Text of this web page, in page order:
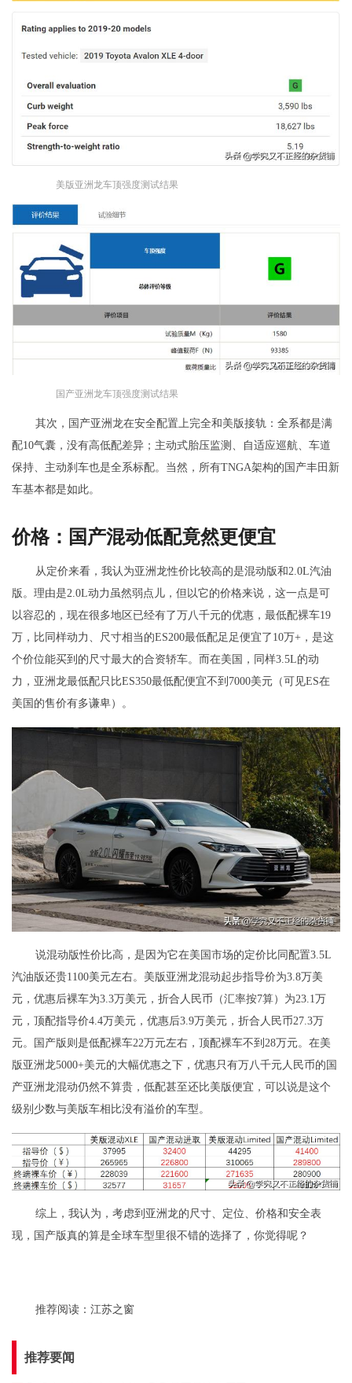
美版亚洲龙车顶强度测试结果
国产亚洲龙车顶强度测试结果
其次，国产亚洲龙在安全配置上完全和美版接轨：全系都是满
配10气囊，没有高低配差异；主动式胎压监测、自适应巡航、车道
保持、主动刹车也是全系标配。当然，所有TNGA架构的国产丰田新
车基本都是如此。
价格：国产混动低配竟然更便宜
从定价来看，我认为亚洲龙性价比较高的是混动版和2.0L汽油
版。理由是2.0L动力虽然弱点儿，但以它的价格来说，这一点是可
以容忍的，现在很多地区已经有了万八千元的优惠，最低配裸车19
万，比同样动力、尺寸相当的ES200最低配足足便宜了10万+，是这
个价位能买到的尺寸最大的合资轿车。而在美国，同样3.5L的动
力，亚洲龙最低配只比ES350最低配便宜不到7000美元（可见ES在
美国的售价有多谦卑）。
说混动版性价比高，是因为它在美国市场的定价比同配置3.5L
汽油版还贵1100美元左右。美版亚洲龙混动起步指导价为3.8万美
元，优惠后裸车为3.3万美元，折合人民币（汇率按7算）为23.1万
元，顶配指导价4.4万美元，优惠后3.9万美元，折合人民币27.3万
元。国产版则是低配裸车22万元左右，顶配裸车不到28万元。在美
版亚洲龙5000+美元的大幅优惠之下，优惠只有万八千元人民币的国
产亚洲龙混动仍然不算贵，低配甚至还比美版便宜，可以说是这个
级别少数与美版车相比没有溢价的车型。
综上，我认为，考虑到亚洲龙的尺寸、定位、价格和安全表
现，国产版真的算是全球车型里很不错的选择了，你觉得呢？
推荐阅读： 江苏之窗
推荐要闻